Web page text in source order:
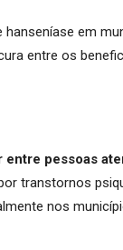
em
entre os
pessoas
transtornos
nos